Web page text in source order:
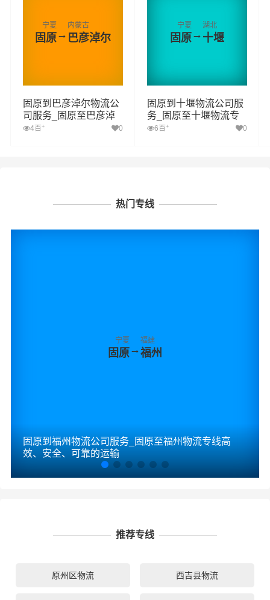
宁夏
固原→
内蒙古
巴彦淖尔
固原到巴彦淖尔物流公
司服务_固原至巴彦淖
尔物流专线高效、安
4百 + 0
宁夏
固原→
湖北
十堰
固原到十堰物流公司服
务_固原至十堰物流专
线高效、安全、可靠的
6百 + 0
热门专线
宁夏
固原→
福建
福州
固原到福州物流公司服务_固原至福州物流专线高
效、安全、可靠的运输
推荐专线
原州区物流 西吉县物流